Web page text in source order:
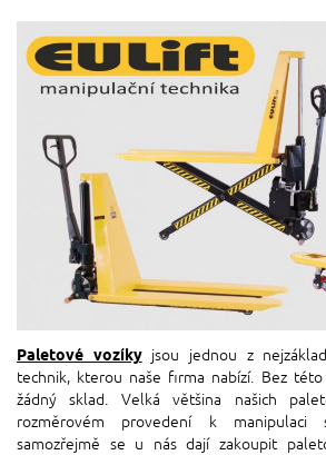
Paletové vozíky jsou jednou z
technik, kterou naše firma nabízí. Bez
žádný sklad. Velká většina našich
rozměrovém provedení k manipulaci
samozřejmě se u nás dají zakoupit